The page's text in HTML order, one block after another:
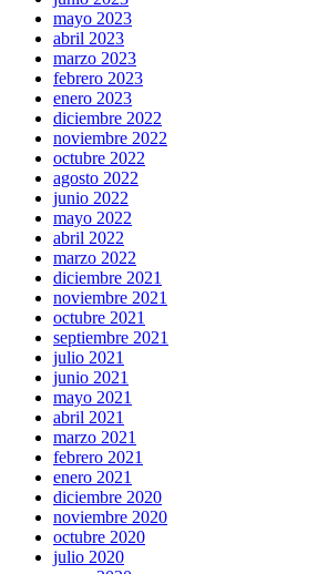
mayo 2023
abril 2023
marzo 2023
febrero 2023
enero 2023
diciembre 2022
noviembre 2022
octubre 2022
agosto 2022
junio 2022
mayo 2022
abril 2022
marzo 2022
diciembre 2021
noviembre 2021
octubre 2021
septiembre 2021
julio 2021
junio 2021
mayo 2021
abril 2021
marzo 2021
febrero 2021
enero 2021
diciembre 2020
noviembre 2020
octubre 2020
julio 2020